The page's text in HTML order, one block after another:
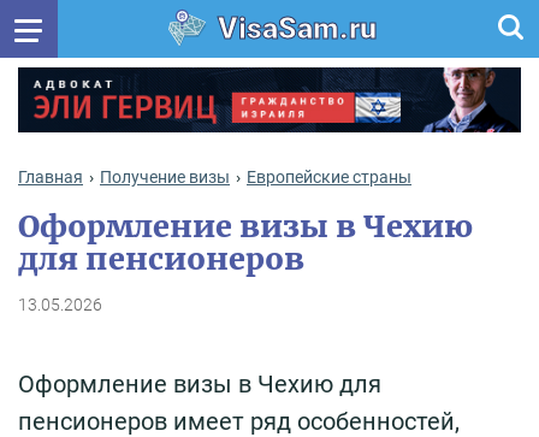
VisaSam.ru
Главная Получение визы Европейские страны
Оформление визы в Чехию
для пенсионеров
13.05.2026
Оформление визы в Чехию для
пенсионеров имеет ряд особенностей,